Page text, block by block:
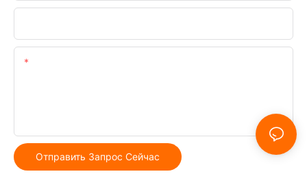
Отправить Запрос Сейчас